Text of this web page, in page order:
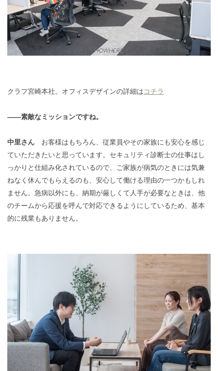
クラフ宮崎本社。オフィスデザインの詳細はコチラ
――素敵なミッションですね。
中里さん お客様はもちろん、従業員やその家族にも安心を感じ
ていただきたいと思っています。セキュリティ診断士の仕事はし
っかりと仕組み化されているので、ご家族が病気のときには気兼
ねなく休んでもらえるのも、安心して働ける理由の一つかもしれ
ません。急病以外にも、納期が厳しくて人手が必要なときは、他
のチームから応援を呼んで対応できるようにしているため、 基本
的に残業もありません。